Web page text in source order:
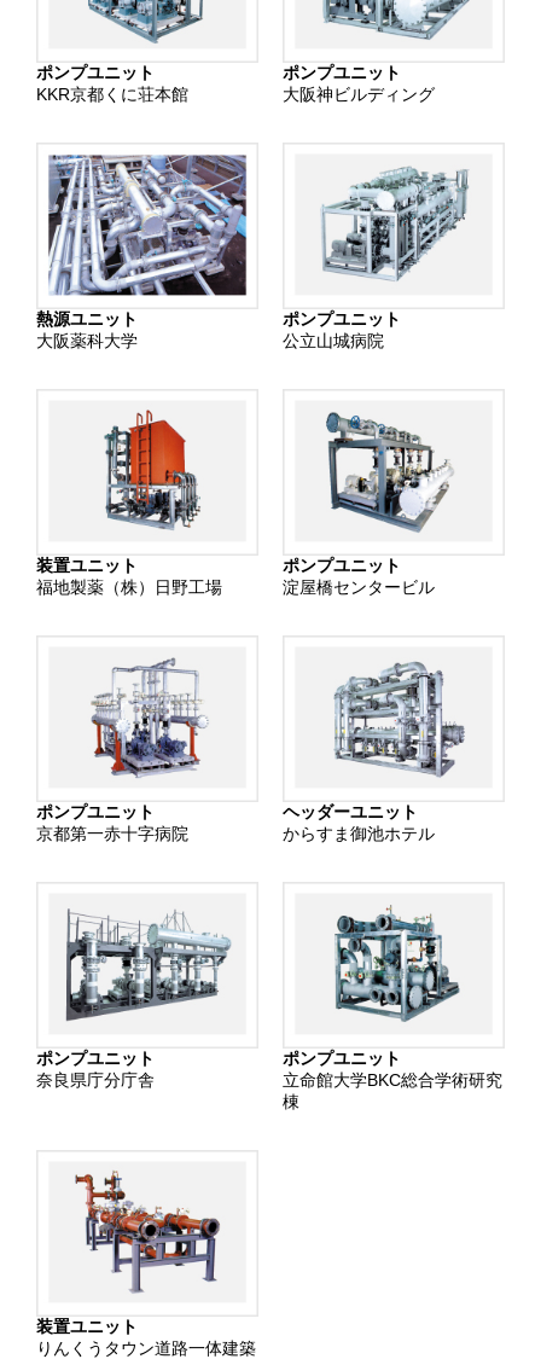
ポンプユニット
KKR京都くに荘本館
ポンプユニット
大阪神ビルディング
熱源ユニット
大阪薬科大学
ポンプユニット
公立山城病院
装置ユニット
福地製薬（株）日野工場
ポンプユニット
淀屋橋センタービル
ポンプユニット
京都第一赤十字病院
ヘッダーユニット
からすま御池ホテル
ポンプユニット
奈良県庁分庁舎
ポンプユニット
立命館大学BKC総合学術研究
棟
装置ユニット
りんくうタウン道路一体建築